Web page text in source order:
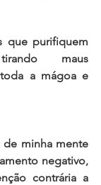
que purifiquem
maus
a mágoa e
de minha mente
negativo,
contrária a